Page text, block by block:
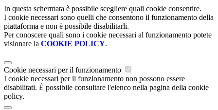
In questa schermata è possibile scegliere quali cookie consentire.
I cookie necessari sono quelli che consentono il funzionamento della
piattaforma e non è possibile disabilitarli.
Per conoscere quali sono i cookie necessari al funzionamento potete
visionare la COOKIE POLICY.
Cookie necessari per il funzionamento
I cookie necessari per il funzionamento non possono essere
disabilitati. È possibile consultare l'elenco nella pagina della cookie
policy.